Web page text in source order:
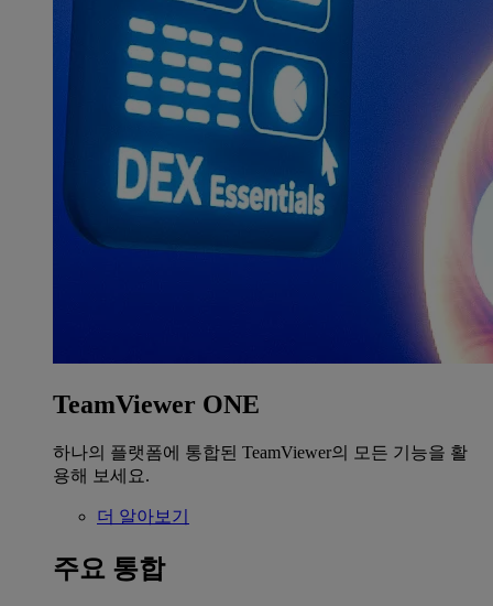
TeamViewer ONE
하나의 플랫폼에 통합된 TeamViewer의 모든 기능을 활
용해 보세요.
더 알아보기
주요 통합